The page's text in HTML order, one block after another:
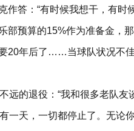
作答：“有时候我想干，有
部预算的15%作为准备金，
20年后了……当球队状况不
远的退役：“我和很多老队
一天，一切都停止了。无论